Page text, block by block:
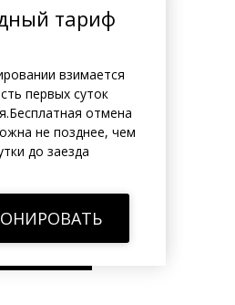
день с вкусного и
-идеальный
тех, кто ценит уют и
время на по...
тариф
взимается
первых суток
отмена
не позднее, чем
до заезда